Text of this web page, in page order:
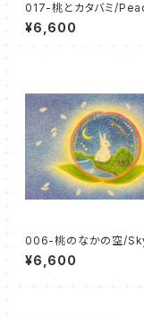
017-桃とカタバミ/
Wood Sorrel（パステ
額無し）
¥6,600
006-桃のなかの空/
e a Peach（パステル原
し）
¥6,600